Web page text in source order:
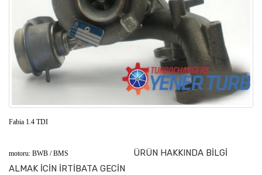
Fabia 1.4 TDI
motoru: BWB / BMS ÜRÜN HAKKINDA BİLGİ
ALMAK İCİN İRTİBATA GECİN